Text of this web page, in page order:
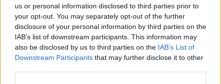
us or personal information disclosed to third parties prior to
your opt-out. You may separately opt-out of the further
disclosure of your personal information by third parties on the
IAB’s list of downstream participants. This information may
also be disclosed by us to third parties on the IAB’s List of
Downstream Participants that may further disclose it to other
Se Tisza vince: nessuna luna di miele istantanea
Un governo guidato da Péter Magyar potrebbe essere accolto
con toni più positivi, ma gli addetti ai lavori di Bruxelles
mettono in guardia dalle aspettative di un disgelo diplomatico
immediato.
Anche i funzionari dell’UE più ottimisti, secondo quanto